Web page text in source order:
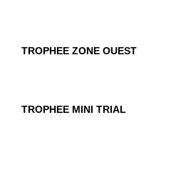
TROPHEE ZONE OUEST
TROPHEE MINI TRIAL